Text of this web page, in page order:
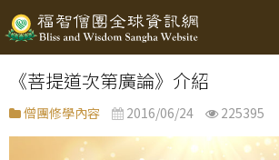
《菩提道次第廣論》介紹
僧團修學內容 2016/06/24 225395